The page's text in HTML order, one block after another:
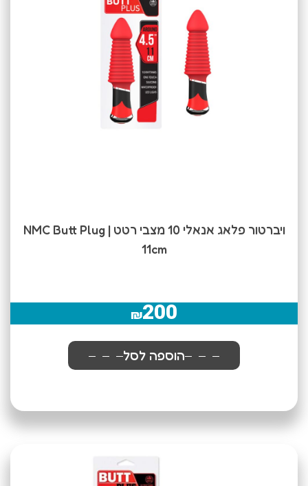
ויברטור פלאג אנאלי 10 מצבי רטט | NMC Butt Plug
11cm
₪200
הוספה לסל